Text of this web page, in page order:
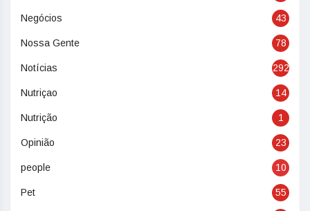
Negócios 43
Nossa Gente 78
Notícias 292
Nutriçao 14
Nutrição 1
Opinião 23
people 10
Pet 55